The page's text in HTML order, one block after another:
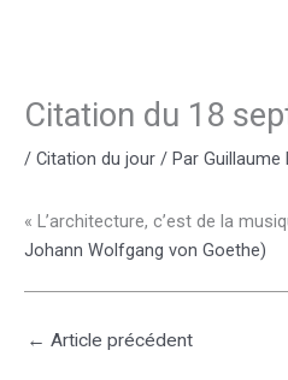
Citation du 18
/ Citation du jour / Par Guillaume
« L’architecture, c’est de la
Johann Wolfgang von Goethe)
← Article précédent